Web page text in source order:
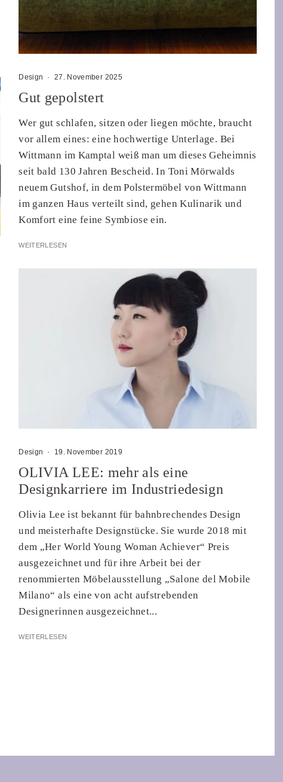
Design · 27. November 2025
Gut gepolstert
Wer gut schlafen, sitzen oder liegen möchte, braucht
vor allem eines: eine hochwertige Unterlage. Bei
Wittmann im Kamptal weiß man um dieses Geheimnis
seit bald 130 Jahren Bescheid. In Toni Mörwalds
neuem Gutshof, in dem Polstermöbel von Wittmann
im ganzen Haus verteilt sind, gehen Kulinarik und
Komfort eine feine Symbiose ein.
WEITERLESEN
Design · 19. November 2019
OLIVIA LEE: mehr als eine
Designkarriere im Industriedesign
Olivia Lee ist bekannt für bahnbrechendes Design
und meisterhafte Designstücke. Sie wurde 2018 mit
dem „Her World Young Woman Achiever“ Preis
ausgezeichnet und für ihre Arbeit bei der
renommierten Möbelausstellung „Salone del Mobile
Milano“ als eine von acht aufstrebenden
Designerinnen ausgezeichnet...
WEITERLESEN